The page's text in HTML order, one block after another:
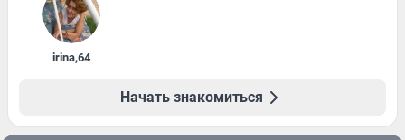
irina,64
Начать знакомиться